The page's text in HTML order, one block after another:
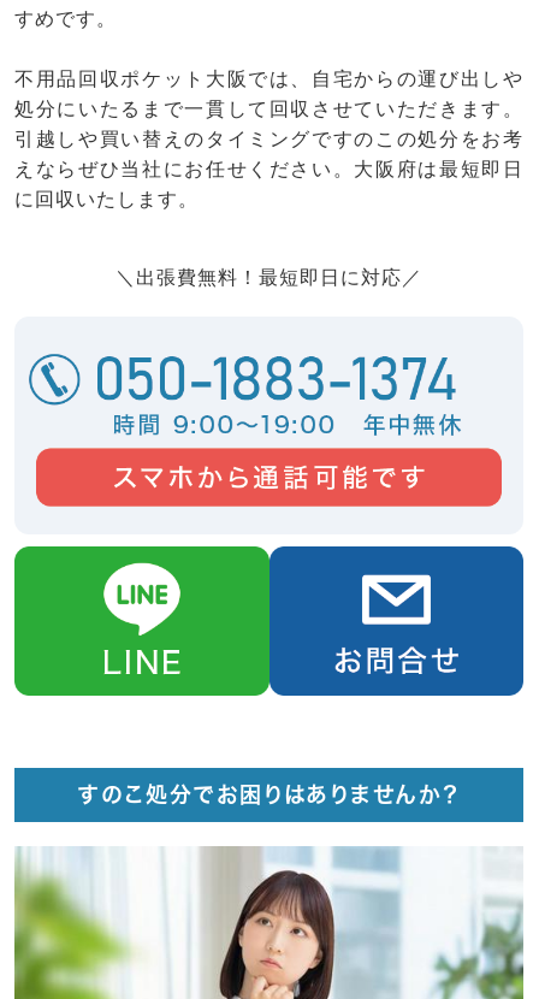
すめです。
不用品回収ポケット大阪では、自宅からの運び出しや
処分にいたるまで一貫して回収させていただきます。
引越しや買い替えのタイミングですのこの処分をお考
えならぜひ当社にお任せください。大阪府は最短即日
に回収いたします。
＼出張費無料！最短即日に対応／
すのこ処分でお困りはありませんか？